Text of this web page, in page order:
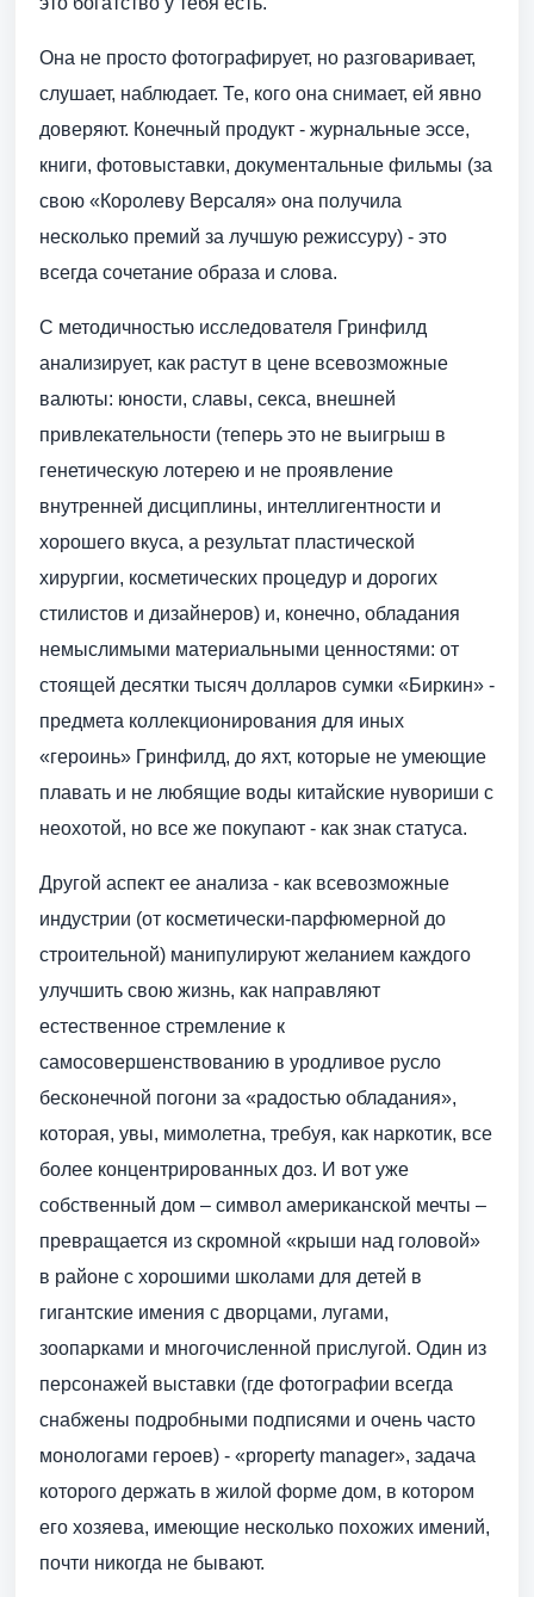
Она не просто фотографирует, но разговаривает,
слушает, наблюдает. Те, кого она снимает, ей явно
доверяют. Конечный продукт - журнальные эссе,
книги, фотовыставки, документальные фильмы (за
свою «Королеву Версаля» она получила
несколько премий за лучшую режиссуру) - это
всегда сочетание образа и слова.
С методичностью исследователя Гринфилд
анализирует, как растут в цене всевозможные
валюты: юности, славы, секса, внешней
привлекательности (теперь это не выигрыш в
генетическую лотерею и не проявление
внутренней дисциплины, интеллигентности и
хорошего вкуса, а результат пластической
хирургии, косметических процедур и дорогих
стилистов и дизайнеров) и, конечно, обладания
немыслимыми материальными ценностями: от
стоящей десятки тысяч долларов сумки «Биркин» -
предмета коллекционирования для иных
«героинь» Гринфилд, до яхт, которые не умеющие
плавать и не любящие воды китайские нувориши с
неохотой, но все же покупают - как знак статуса.
Другой аспект ее анализа - как всевозможные
индустрии (от косметически-парфюмерной до
строительной) манипулируют желанием каждого
улучшить свою жизнь, как направляют
естественное стремление к
самосовершенствованию в уродливое русло
бесконечной погони за «радостью обладания»,
которая, увы, мимолетна, требуя, как наркотик, все
более концентрированных доз. И вот уже
собственный дом – символ американской мечты –
превращается из скромной «крыши над головой»
в районе с хорошими школами для детей в
гигантские имения с дворцами, лугами,
зоопарками и многочисленной прислугой. Один из
персонажей выставки (где фотографии всегда
снабжены подробными подписями и очень часто
монологами героев) - «property manager», задача
которого держать в жилой форме дом, в котором
его хозяева, имеющие несколько похожих имений,
почти никогда не бывают.